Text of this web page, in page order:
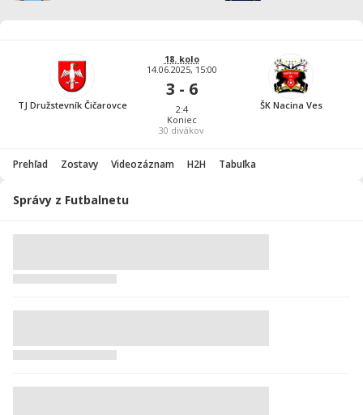
TJ Družstevník Čičarovce
18. kolo
14.06.2025, 15:00
3 - 6
2:4
Koniec
30 divákov
ŠK Nacina Ves
Prehľad Zostavy Videozáznam H2H Tabuľka
Správy z Futbalnetu